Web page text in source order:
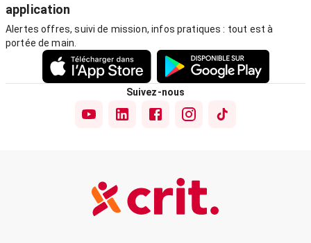
application
Alertes offres, suivi de mission, infos pratiques : tout est à
portée de main.
Suivez-nous